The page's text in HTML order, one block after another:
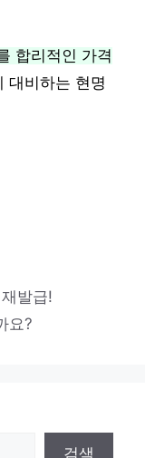
합리적인 가격
대비하는 현명
발급!
요?
검색